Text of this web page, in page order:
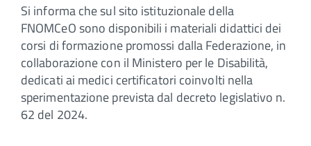
Si informa che sul sito istituzionale della
FNOMCeO sono disponibili i materiali didattici dei
corsi di formazione promossi dalla Federazione, in
collaborazione con il Ministero per le Disabilità,
dedicati ai medici certificatori coinvolti nella
sperimentazione prevista dal decreto legislativo n.
62 del 2024.